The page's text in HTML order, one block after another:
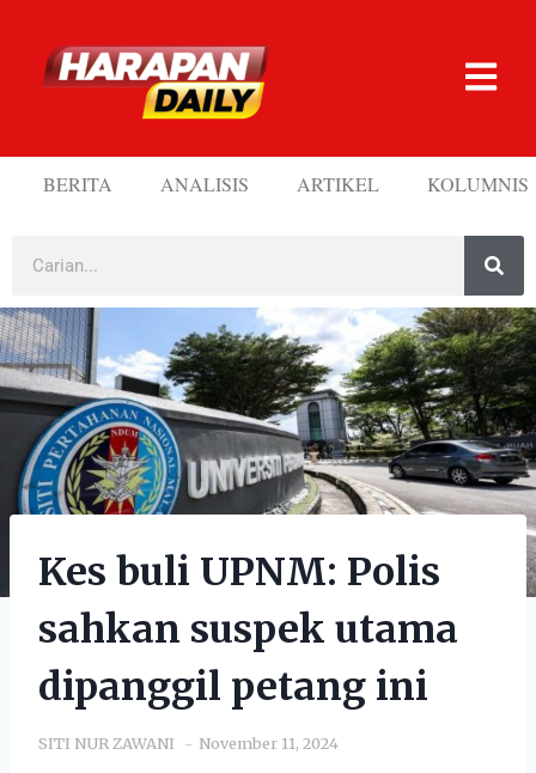
BERITA ANALISIS ARTIKEL KOLUMNIS
Kes buli UPNM: Polis
sahkan suspek utama
dipanggil petang ini
SITI NUR ZAWANI November 11, 2024